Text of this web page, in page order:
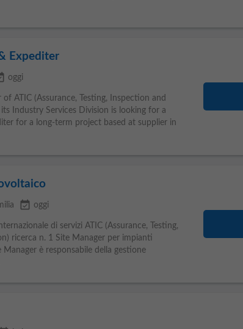
Expediter
oggi
ATIC (Assurance, Testing, Inspection and
Industry Services Division is looking for a
for a long-term project based at supplier in
event_available oggi
di servizi ATIC (Assurance, Testing,
ricerca n. 1 Site Manager per impianti
è responsabile della gestione